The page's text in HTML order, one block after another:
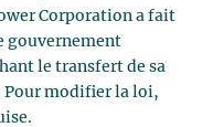
Corporation a fait
gouvernement
le transfert de sa
Pour modifier la loi,